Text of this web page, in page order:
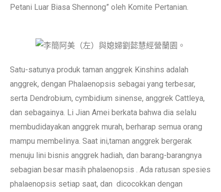
Petani Luar Biasa Shennong” oleh Komite Pertanian.
Satu-satunya produk taman anggrek Kinshins adalah
anggrek, dengan Phalaenopsis sebagai yang terbesar,
serta Dendrobium, cymbidium sinense, anggrek Cattleya,
dan sebagainya. Li Jian Amei berkata bahwa dia selalu
membudidayakan anggrek murah, berharap semua orang
mampu membelinya. Saat ini,taman anggrek bergerak
menuju lini bisnis anggrek hadiah, dan barang-barangnya
sebagian besar masih phalaenopsis . Ada ratusan spesies
phalaenopsis setiap saat, dan dicocokkan dengan